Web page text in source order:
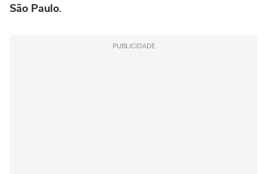
São Paulo.
PUBLICIDADE